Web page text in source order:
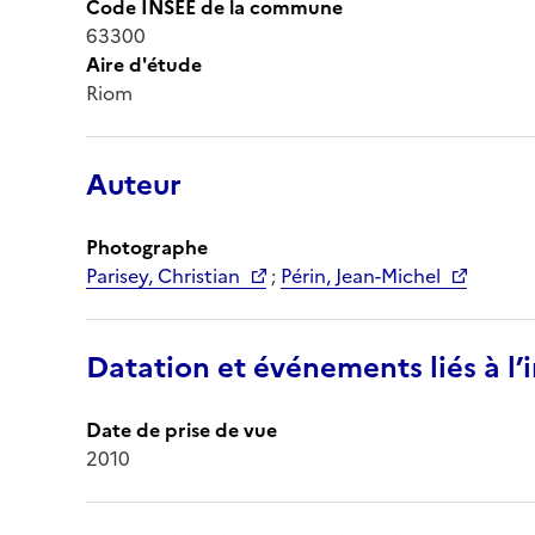
Code INSEE de la commune
63300
Aire d'étude
Riom
Auteur
Photographe
Parisey, Christian
; Périn, Jean-Michel
Datation et événements liés à
Date de prise de vue
2010